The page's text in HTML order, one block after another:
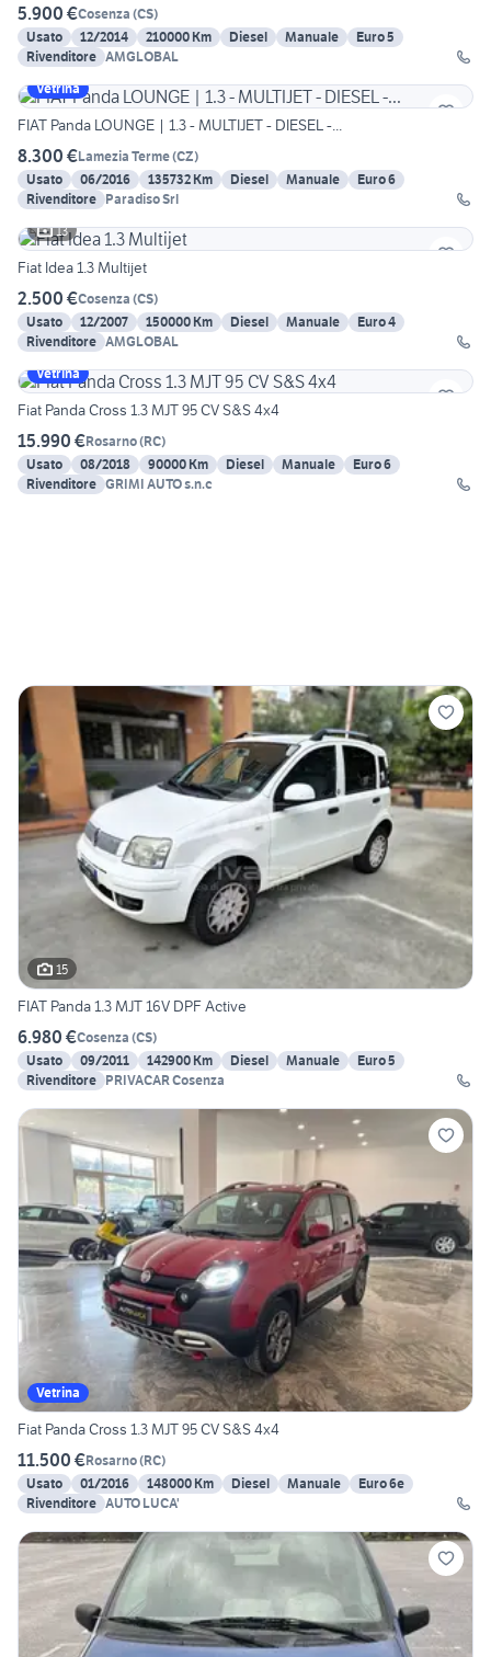
5.900 €Cosenza (CS)
Usato
12/2014 210000 Km Diesel Manuale
Euro 5
Rivenditore AMGLOBAL
Vetrina
FIAT Panda LOUNGE | 1.3 - MULTIJET - DIESEL -...
8.300 €Lamezia Terme(CZ)
Usato
06/2016 135732 Km Diesel Manuale
Euro 6
Rivenditore Paradiso Srl
13
Fiat Idea 1.3 Multijet
2.500 €Cosenza (CS)
Usato
12/2007 150000 Km Diesel Manuale
Euro 4
Rivenditore AMGLOBAL
Vetrina
Fiat Panda Cross 1.3 MJT 95 CV S&S 4x4
15.990 €Rosarno(RC)
Usato
08/2018 90000 Km Diesel Manuale
Euro 6
Rivenditore GRIMI AUTO s.n.c
15
FIAT Panda 1.3 MJT 16V DPF Active
6.980 €Cosenza (CS)
Usato
09/2011 142900 Km Diesel Manuale
Euro 5
Rivenditore PRIVACAR Cosenza
Vetrina
Fiat Panda Cross 1.3 MJT 95 CV S&S 4x4
11.500 €Rosarno(RC)
Usato
01/2016 148000 Km Diesel Manuale
Euro 6e
Rivenditore AUTO LUCA'